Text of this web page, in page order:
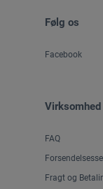
Følg os
Facebook
Virksomhed
FAQ
Fragt og